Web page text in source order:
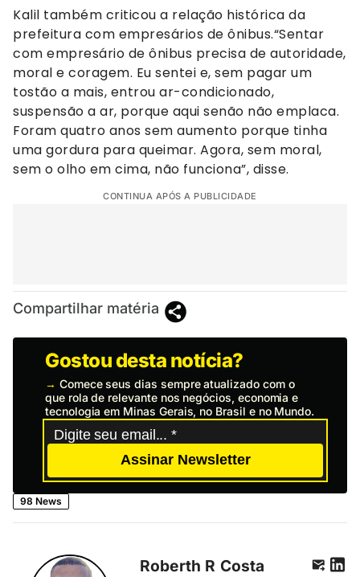
Kalil também criticou a relação histórica da
prefeitura com empresários de ônibus.“Sentar
com empresário de ônibus precisa de autoridade,
moral e coragem. Eu sentei e, sem pagar um
tostão a mais, entrou ar-condicionado,
suspensão a ar, porque aqui senão não emplaca.
Foram quatro anos sem aumento porque tinha
uma gordura para queimar. Agora, sem moral,
sem o olho em cima, não funciona”, disse.
CONTINUA APÓS A PUBLICIDADE
Compartilhar matéria
Gostou desta notícia?
→ Comece seus dias sempre atualizado com o
que rola de relevante nos negócios, economia e
tecnologia em Minas Gerais, no Brasil e no Mundo.
Assinar Newsletter
98 News
Roberth R Costa